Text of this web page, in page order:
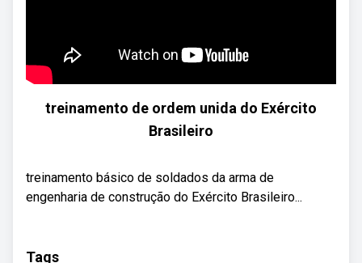
treinamento de ordem unida do Exército
Brasileiro
treinamento básico de soldados da arma de
engenharia de construção do Exército Brasileiro...
Tags